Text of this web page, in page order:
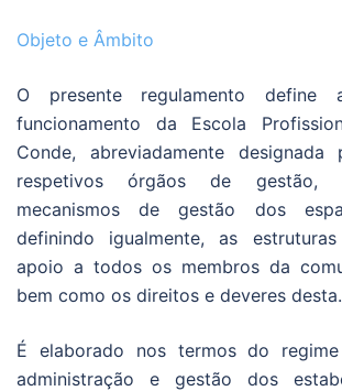
Objeto e Âmbito
O presente regulamento define
funcionamento da Escola
Conde, abreviadamente
respetivos órgãos de gestão,
mecanismos de gestão dos
definindo igualmente, as
apoio a todos os membros da
bem como os direitos e deveres desta.
É elaborado nos termos do
administração e gestão dos